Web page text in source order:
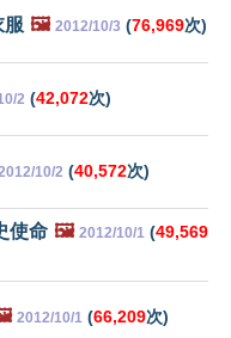
服 🖼️ 2012/10/3 (76,969次)
2 (42,072次)
10/2 (40,572次)
使命 🖼️ 2012/10/1 (49,569
2012/10/1 (66,209次)